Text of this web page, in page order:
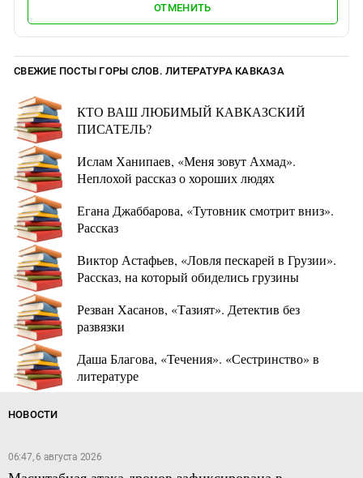
ОТМЕНИТЬ
СВЕЖИЕ ПОСТЫ ГОРЫ СЛОВ. ЛИТЕРАТУРА КАВКАЗА
КТО ВАШ ЛЮБИМЫЙ КАВКАЗСКИЙ
ПИСАТЕЛЬ?
Ислам Ханипаев, «Меня зовут Ахмад».
Неплохой рассказ о хороших людях
Егана Джаббарова, «Тутовник смотрит вниз».
Рассказ
Виктор Астафьев, «Ловля пескарей в Грузии».
Рассказ, на который обиделись грузины
Резван Хасанов, «Тазият». Детектив без
развязки
Даша Благова, «Течения». «Сестринство» в
литературе
НОВОСТИ
06:47, 6 августа 2026